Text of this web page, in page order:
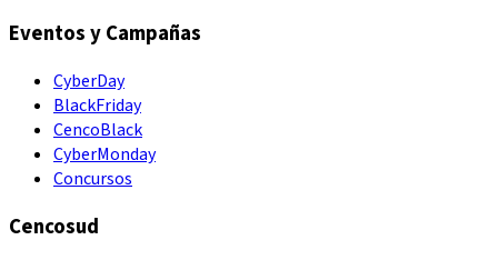
Eventos y Campañas
CyberDay
BlackFriday
CencoBlack
CyberMonday
Concursos
Cencosud